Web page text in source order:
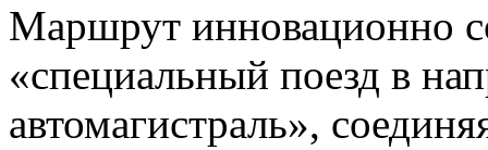
Маршрут инновационно
«специальный поезд в
автомагистраль»,